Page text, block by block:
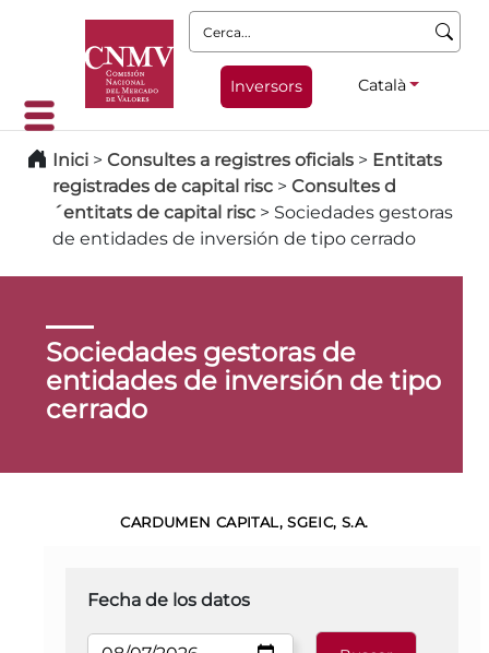
Cerca:
Inversors Català
Inici > Consultes a registres oficials > Entitats
registrades de capital risc > Consultes d
´entitats de capital risc > Sociedades gestoras
de entidades de inversión de tipo cerrado
Sociedades gestoras de
entidades de inversión de tipo
cerrado
CARDUMEN CAPITAL, SGEIC, S.A.
Fecha de los datos